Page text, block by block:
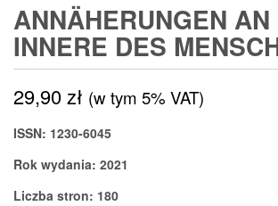
ANNÄHERUNGEN AN
INNERE DES
29,90zł (w tym 5% VAT)
ISSN: 1230-6045
Rok wydania: 2021
Liczba stron: 180